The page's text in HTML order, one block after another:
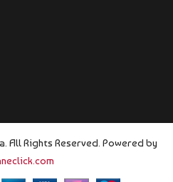
All Rights Reserved. Powered by